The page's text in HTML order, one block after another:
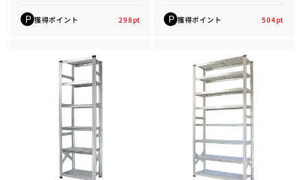
P 獲得ポイント 298pt P 獲得ポイント 504pt